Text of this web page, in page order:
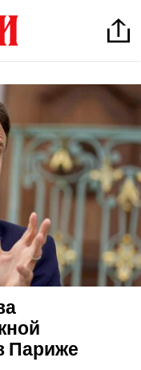
Париже